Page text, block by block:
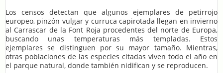
Los censos detectan que algunos ejemplares de petirrojo
europeo, pinzón vulgar y curruca capirotada llegan en invierno
al Carrascar de la Font Roja procedentes del norte de Europa,
buscando unas temperaturas más templadas. Estos
ejemplares se distinguen por su mayor tamaño. Mientras,
otras poblaciones de las especies citadas viven todo el año en
el parque natural, donde también nidifican y se reproducen.